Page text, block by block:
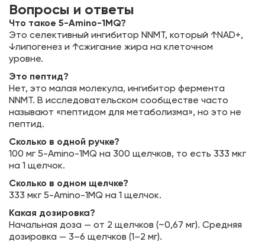
Вопросы и ответы
Что такое 5-Amino-1MQ?
Это селективный ингибитор NNMT, который ↑NAD+,
↓липогенез и ↑сжигание жира на клеточном
уровне.
Это пептид?
Нет, это малая молекула, ингибитор фермента
NNMT. В исследовательском сообществе часто
называют «пептидом для метаболизма», но это не
пептид.
Сколько в одной ручке?
100 мг 5-Amino-1MQ на 300 щелчков, то есть 333 мкг
на 1 щелчок.
Сколько в одном щелчке?
333 мкг 5-Amino-1MQ на 1 щелчок.
Какая дозировка?
Начальная доза — от 2 щелчков (~0,67 мг). Средняя
дозировка — 3–6 щелчков (1–2 мг).